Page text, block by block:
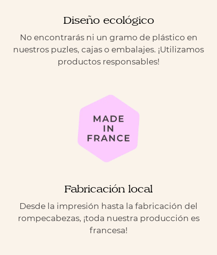
Diseño ecológico
No encontrarás ni un gramo de plástico en
nuestros puzles, cajas o embalajes. ¡Utilizamos
productos responsables!
Fabricación local
Desde la impresión hasta la fabricación del
rompecabezas, ¡toda nuestra producción es
francesa!